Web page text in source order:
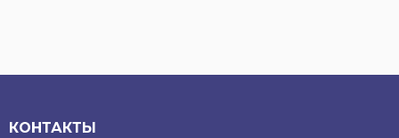
КОНТАКТЫ